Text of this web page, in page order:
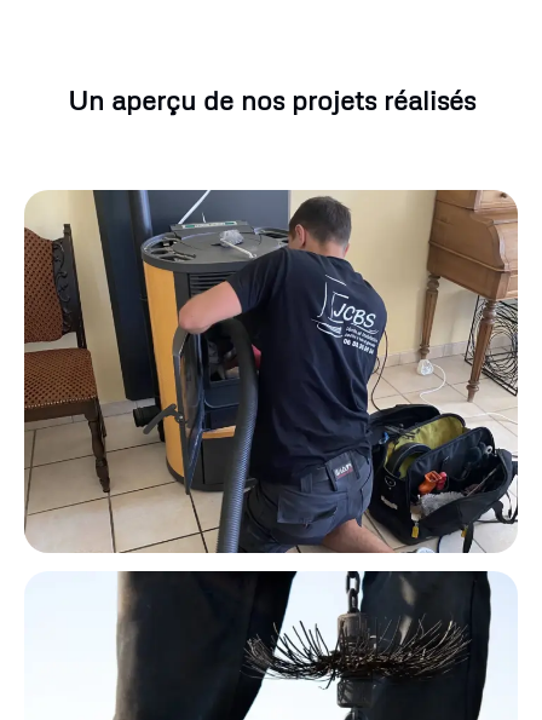
Un aperçu de nos projets réalisés